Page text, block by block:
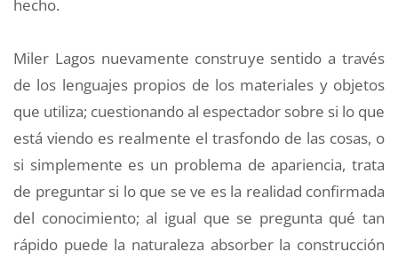
hecho.
Miler Lagos nuevamente construye sentido a través
de los lenguajes propios de los materiales y objetos
que utiliza; cuestionando al espectador sobre si lo que
está viendo es realmente el trasfondo de las cosas, o
si simplemente es un problema de apariencia, trata
de preguntar si lo que se ve es la realidad confirmada
del conocimiento; al igual que se pregunta qué tan
rápido puede la naturaleza absorber la construcción